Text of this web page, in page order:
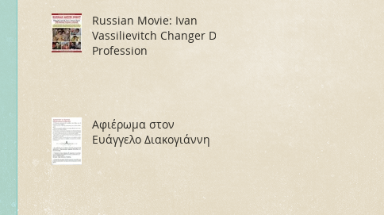
Russian Movie: Ivan
Vassilievitch Changer De
Profession
Αφιέρωμα στον
Ευάγγελο Διακογιάννη